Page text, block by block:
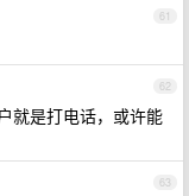
61
62
就是打电话，或许能
63